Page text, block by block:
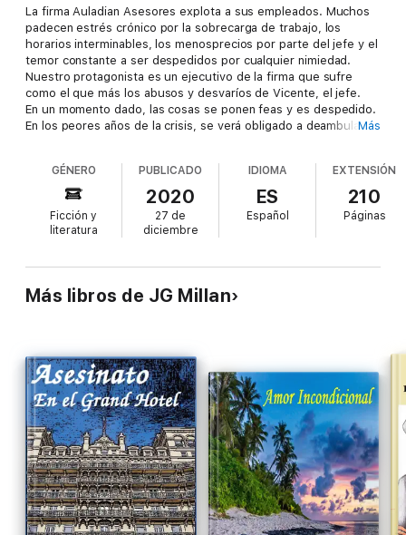
La firma Auladian Asesores explota a sus empleados. Muchos
padecen estrés crónico por la sobrecarga de trabajo, los
horarios interminables, los menosprecios por parte del jefe y el
temor constante a ser despedidos por cualquier nimiedad.
Nuestro protagonista es un ejecutivo de la firma que sufre
como el que más los abusos y desvaríos de Vicente, el jefe.
En un momento dado, las cosas se ponen feas y es despedido.
En los peores años de la crisis, se verá obligado a deambular
oportunidad, una encrucijada cuyo desenlace cambiará su vida
para siempre.
Más
GÉNERO
Ficción y
literatura
PUBLICADO
2020
27 de
diciembre
IDIOMA
ES
Español
EXTENSIÓN
210
Páginas
Más libros de JG Millan